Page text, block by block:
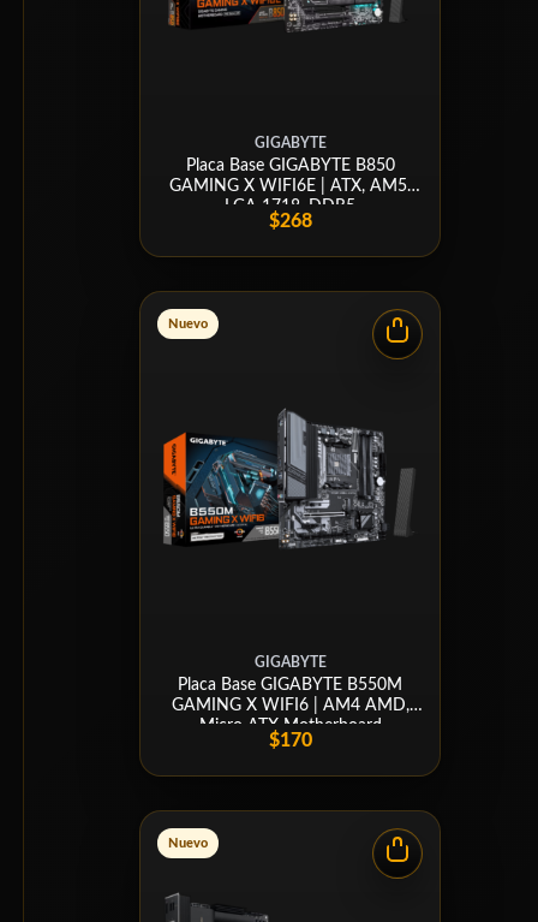
GIGABYTE
Placa Base GIGABYTE B850
GAMING X WIFI6E | ATX, AM5,
LGA 1718, DDR5
$268
Nuevo
GIGABYTE
Placa Base GIGABYTE B550M
GAMING X WIFI6 | AM4 AMD,
Micro ATX Motherboard
$170
Nuevo